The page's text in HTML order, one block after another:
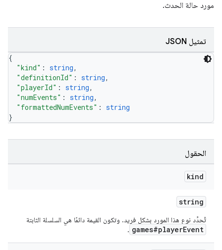
مورد حالة الحدث.
تمثيل JSON
{
"kind" : string,
"definitionId" : string,
"playerId" : string,
"numEvents" : string,
"formattedNumEvents" : string
}
الحقول
kind
string
تُحدِّد نوع هذا المورد بشكلٍ فريد. وتكون القيمة دائمًا هي السلسلة الثابتة
games#playerEvent
.